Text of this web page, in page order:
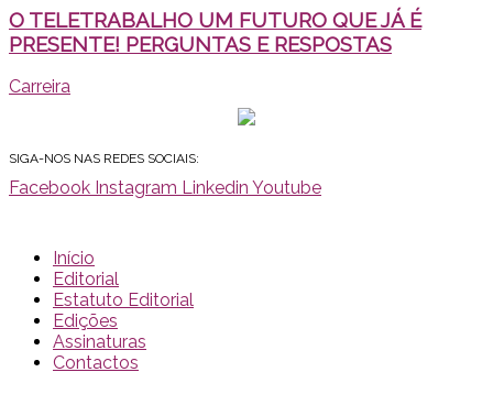
O TELETRABALHO UM FUTURO QUE JÁ É
PRESENTE! PERGUNTAS E RESPOSTAS
Carreira
SIGA-NOS NAS REDES SOCIAIS:
Facebook Instagram Linkedin Youtube
Início
Editorial
Estatuto Editorial
Edições
Assinaturas
Contactos